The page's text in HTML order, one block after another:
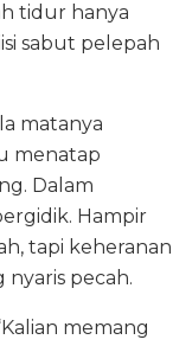
tidur hanya
sabut pelepah
matanya
menatap
Dalam
Hampir
tapi keheranan
pecah.
memang